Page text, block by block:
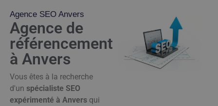
Agence SEO Anvers
Agence de
référencement
à Anvers
Vous êtes à la recherche
d'un spécialiste SEO
expérimenté à Anvers qui